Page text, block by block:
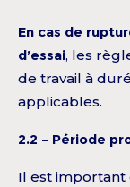
En cas de
d’essai, les
de travail à
applicables.
2.2 – Période
Il est important